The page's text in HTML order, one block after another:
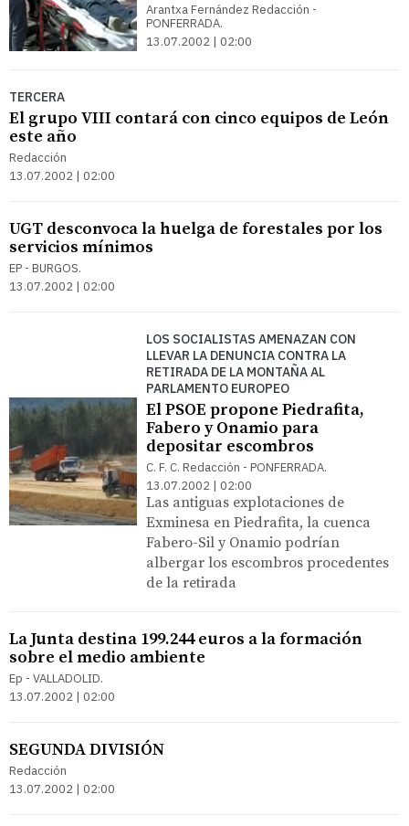
Arantxa Fernández Redacción -
PONFERRADA.
13.07.2002 | 02:00
TERCERA
El grupo VIII contará con cinco equipos de León
este año
Redacción
13.07.2002 | 02:00
UGT desconvoca la huelga de forestales por los
servicios mínimos
EP - BURGOS.
13.07.2002 | 02:00
LOS SOCIALISTAS AMENAZAN CON
LLEVAR LA DENUNCIA CONTRA LA
RETIRADA DE LA MONTAÑA AL
PARLAMENTO EUROPEO
El PSOE propone Piedrafita,
Fabero y Onamio para
depositar escombros
C. F. C. Redacción - PONFERRADA.
13.07.2002 | 02:00
Las antiguas explotaciones de
Exminesa en Piedrafita, la cuenca
Fabero-Sil y Onamio podrían
albergar los escombros procedentes
de la retirada
La Junta destina 199.244 euros a la formación
sobre el medio ambiente
Ep - VALLADOLID.
13.07.2002 | 02:00
SEGUNDA DIVISIÓN
Redacción
13.07.2002 | 02:00